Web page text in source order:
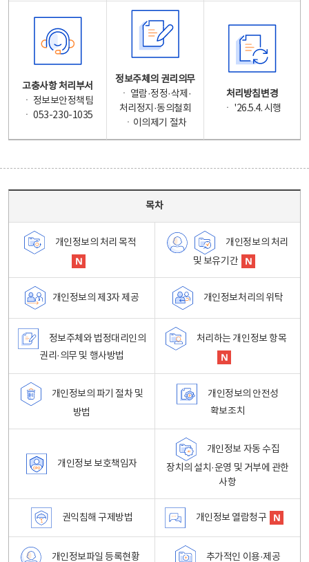
고충사항 처리부서
ㆍ 정보보안정책팀
ㆍ 053-230-1035
정보주체의 권리의무
ㆍ 열람·정정·삭제·
처리정지·동의철회
ㆍ이의제기 절차
처리방침변경
ㆍ '26.5.4. 시행
목차
개인정보의 처리 목적
개인정보의 처리
및 보유기간
개인정보의 제3자 제공 개인정보처리의 위탁
정보주체와 법정대리인의
권리·의무 및 행사방법
처리하는 개인정보 항목
개인정보의 파기 절차 및
방법
개인정보의 안전성
확보조치
개인정보 보호책임자
개인정보 자동 수집
장치의 설치·운영 및 거부에 관한
사항
권익침해 구제방법 개인정보 열람청구
개인정보파일 등록현황
추가적인 이용·제공